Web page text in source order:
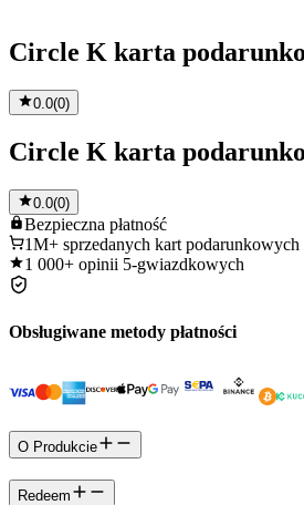
Circle K karta
0.0(0)
Circle K karta
0.0(0)
Bezpieczna płatność
1M+ sprzedanych kart podarunkowych
1 000+ opinii 5-gwiazdkowych
Obsługiwane metody płatności
O Produkcie
Redeem